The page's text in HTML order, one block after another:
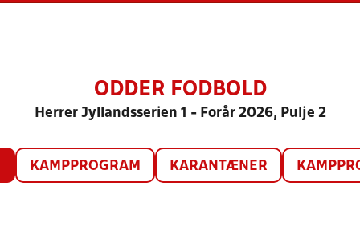
ODDER FODBOLD
Herrer Jyllandsserien 1 - Forår 2026, Pulje 2
KAMPPROGRAM KARANTÆNER